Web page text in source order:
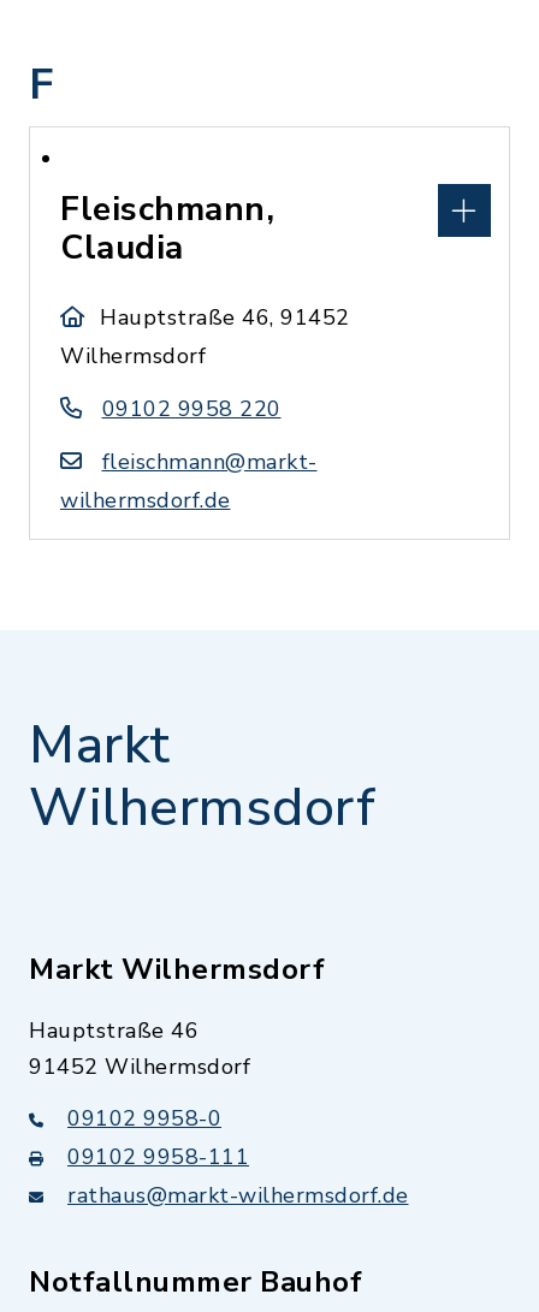
F
Fleischmann,
Claudia
Hauptstraße 46, 91452
Wilhermsdorf
09102 9958 220
fleischmann@markt-
wilhermsdorf.de
Markt
Wilhermsdorf
Markt Wilhermsdorf
Hauptstraße 46
91452 Wilhermsdorf
09102 9958-0
09102 9958-111
rathaus@markt-wilhermsdorf.de
Notfallnummer Bauhof